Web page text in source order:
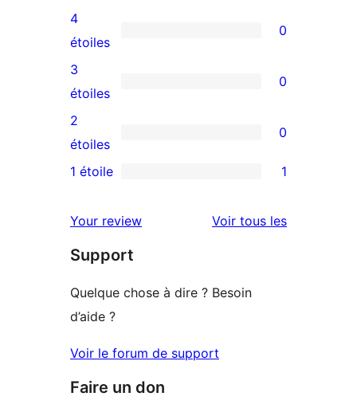
avis
à
5
étoiles
0
avis
à
4
étoile
4
étoiles
0
0
avis
à
3
3
étoiles
0
0
avis
2
2
étoiles
0
à
1
1 étoile 1
Your review Voir tous lesavis
Support
Quelque chose à dire ? Besoin
d’aide ?
Voir le forum de support
Faire un don